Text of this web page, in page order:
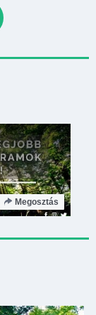
Megosztás